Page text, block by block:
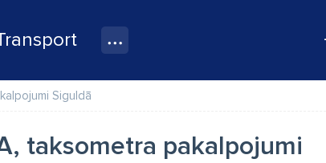
Siguldā
taksometra pakalpojumi